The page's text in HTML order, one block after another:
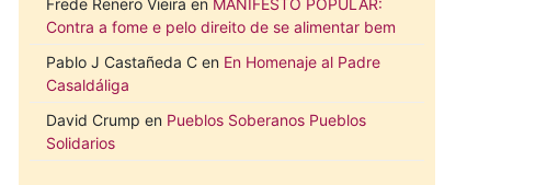
Contra a fome e pelo direito de se alimentar bem
Pablo J Castañeda C en En Homenaje al Padre
Casaldáliga
David Crump en Pueblos Soberanos Pueblos
Solidarios